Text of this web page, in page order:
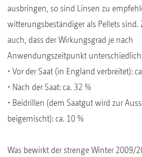
ausbringen, so sind Linsen zu
witterungsbeständiger als Pellets sind.
auch, dass der Wirkungsgrad je nach
Anwendungszeitpunkt
• Vor der Saat (in England verbreitet):
• Nach der Saat: ca. 32 %
• Beidrillen (dem Saatgut wird zur
beigemischt): ca. 10 %
Was bewirkt der strenge Winter 2009/